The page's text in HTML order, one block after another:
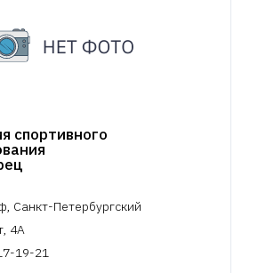
спортивного
Санкт-Петербургский
4А
19-21